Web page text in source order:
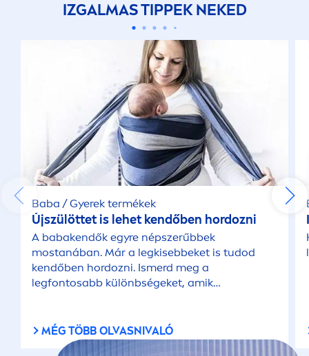
IZGALMAS TIPPEK NEKED
Baba / Gyerek termékek
Újszülöttet is lehet kendőben hordozni
A babakendők egyre népszerűbbek
mostanában. Már a legkisebbeket is tudod
kendőben hordozni. Ismerd meg a
legfontosabb különbségeket, amik
MÉG TÖBB OLVASNIVALÓ